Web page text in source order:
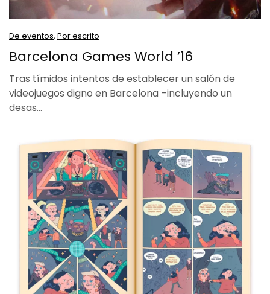
De eventos, Por escrito
Barcelona Games World ’16
Tras tímidos intentos de establecer un salón de
videojuegos digno en Barcelona –incluyendo un
desas…